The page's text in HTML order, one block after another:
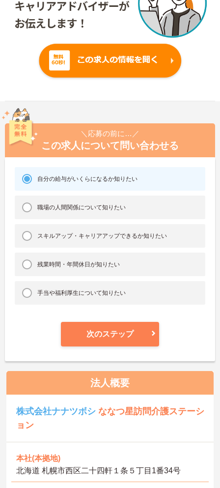
＼応募の前に…／
この求人について問い合わせる
自分の給与がいくらになるか知りたい
職場の人間関係について知りたい
スキルアップ・キャリアアップできるか知りたい
残業時間・年間休日が知りたい
手当や福利厚生について知りたい
次のステップ
法人概要
株式会社ナナツボシななつ星訪問介護ステーシ
ョン
本社(本拠地)
北海道 札幌市西区二十四軒１条５丁目1番34号